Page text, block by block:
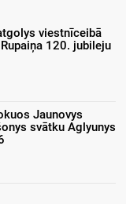
viestnīceibā
120. jubileju
Jaunovys
svātku Aglyunys